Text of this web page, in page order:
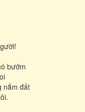
bướm
nắm đất